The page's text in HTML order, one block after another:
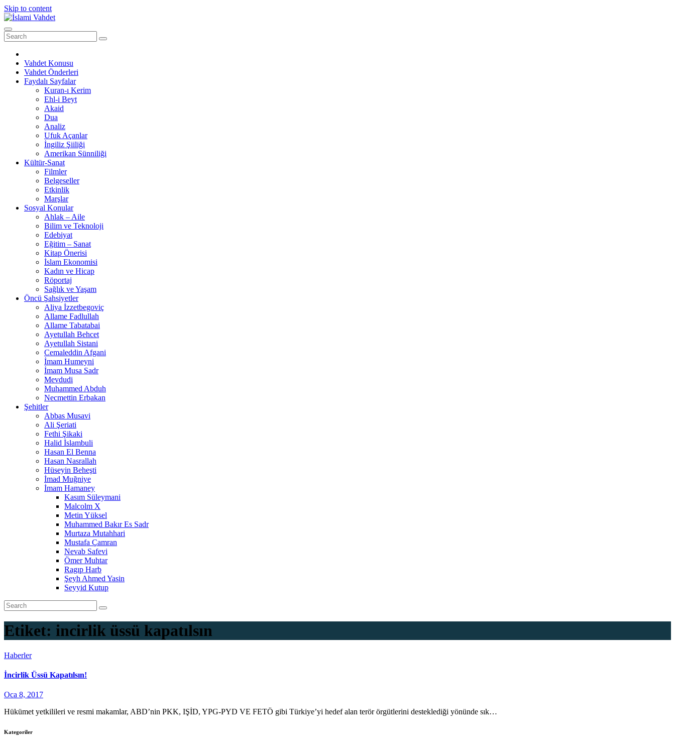
Skip to content
Vahdet Konusu
Vahdet Önderleri
Faydalı Sayfalar
Kuran-ı Kerim
Ehl-i Beyt
Akaid
Dua
Analiz
Ufuk Açanlar
İngiliz Şiiliği
Amerikan Sünniliği
Kültür-Sanat
Filmler
Belgeseller
Etkinlik
Marşlar
Sosyal Konular
Ahlak – Aile
Bilim ve Teknoloji
Edebiyat
Eğitim – Sanat
Kitap Önerisi
İslam Ekonomisi
Kadın ve Hicap
Röportaj
Sağlık ve Yaşam
Öncü Şahsiyetler
Aliya İzzetbegoviç
Allame Fadlullah
Allame Tabatabai
Ayetullah Behcet
Ayetullah Sistani
Cemaleddin Afgani
İmam Humeyni
İmam Musa Sadr
Mevdudi
Muhammed Abduh
Necmettin Erbakan
Şehitler
Abbas Musavi
Ali Şeriati
Fethi Şikaki
Halid İslambuli
Hasan El Benna
Hasan Nasrallah
Hüseyin Beheşti
İmad Muğniye
İmam Hamaney
Kasım Süleymani
Malcolm X
Metin Yüksel
Muhammed Bakır Es Sadr
Murtaza Mutahhari
Mustafa Çamran
Nevab Safevi
Ömer Muhtar
Ragıp Harb
Şeyh Ahmed Yasin
Seyyid Kutup
Etiket: incirlik üssü kapatılsın
Haberler
İncirlik Üssü Kapatılsın!
Oca 8, 2017
Hükümet yetkilileri ve resmi makamlar, ABD’nin PKK, IŞİD, YPG-PYD VE FETÖ gibi Türkiye’yi hedef alan terör örgütlerini desteklediği yönünde sık…
Kategoriler